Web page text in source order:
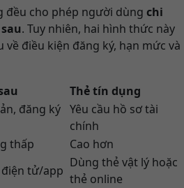
đều cho phép người dùng chi
. Tuy nhiên, hai hình thức này
về điều kiện đăng ký, hạn mức và
Thẻ tín dụng
đăng ký Yêu cầu hồ sơ tài
chính
thấp
Cao hơn
điện tử/app
Dùng thẻ vật lý hoặc
thẻ online